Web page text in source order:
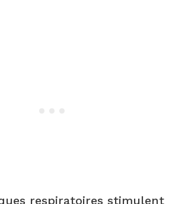
respiratoires stimulent